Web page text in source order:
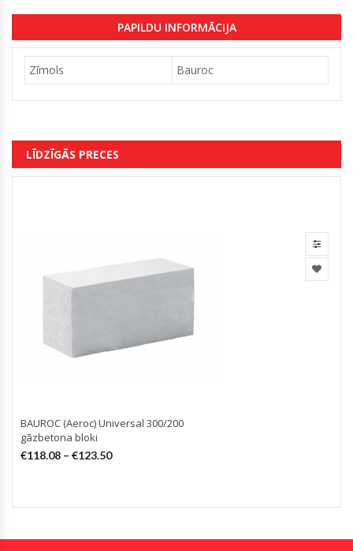
PAPILDU INFORMĀCIJA
Zīmols Bauroc
LĪDZĪGĀS PRECES
BAUROC (Aeroc) Universal 300/200
gāzbetona bloki
€118.08 – €123.50